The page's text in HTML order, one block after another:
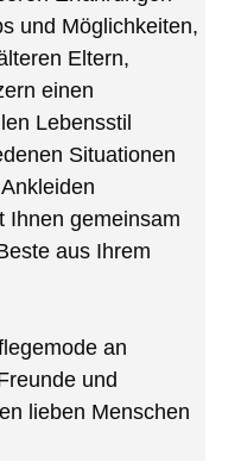
und Möglichkeiten,
Eltern,
einen
Lebensstil
Situationen
Ihnen gemeinsam
aus Ihrem
an
und
lieben Menschen